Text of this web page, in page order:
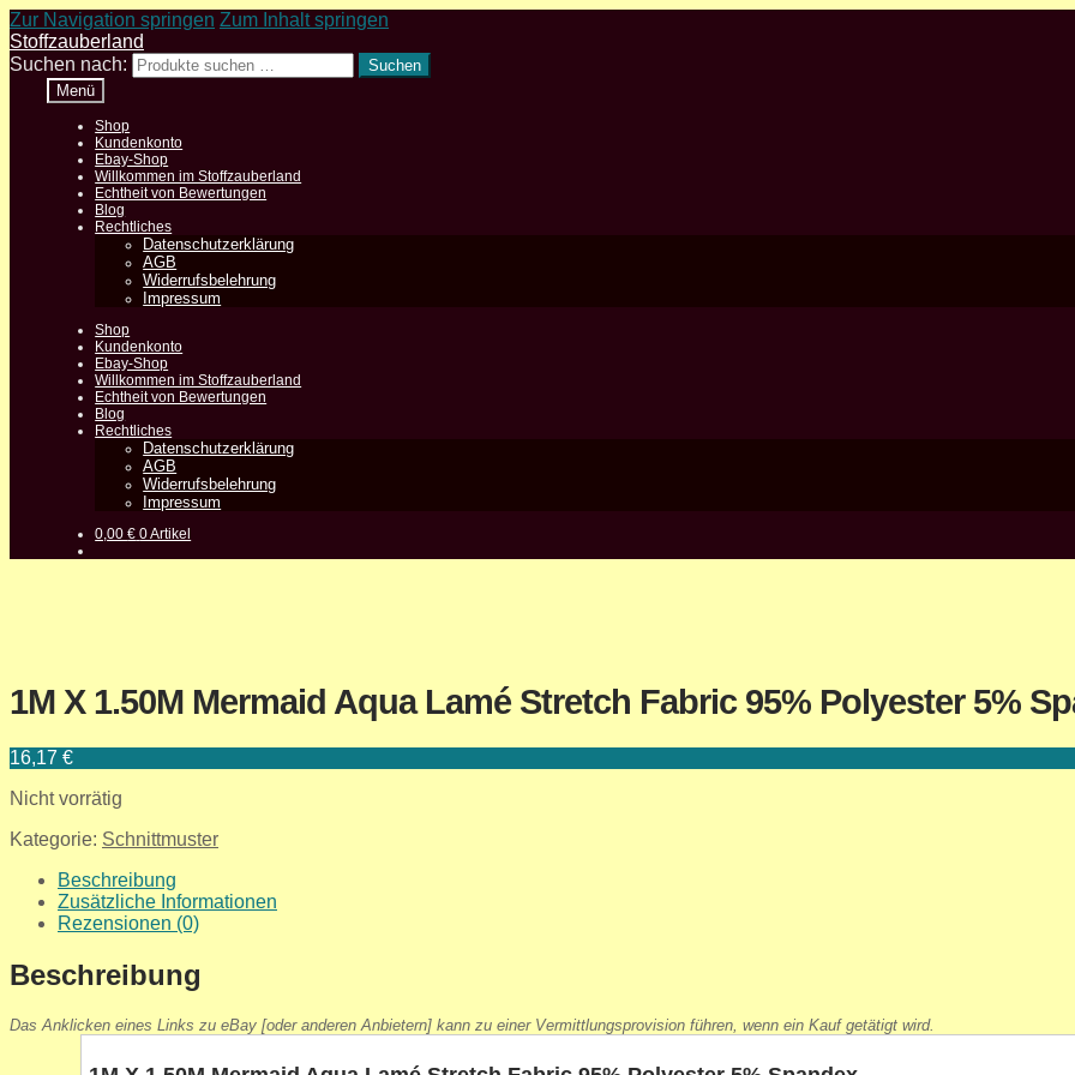
Zur Navigation springen Zum Inhalt springen
Stoffzauberland
Suchen nach:
Suchen
Menü
Shop
Kundenkonto
Ebay-Shop
Willkommen im Stoffzauberland
Echtheit von Bewertungen
Blog
Rechtliches
Datenschutzerklärung
AGB
Widerrufsbelehrung
Impressum
Shop
Kundenkonto
Ebay-Shop
Willkommen im Stoffzauberland
Echtheit von Bewertungen
Blog
Rechtliches
Datenschutzerklärung
AGB
Widerrufsbelehrung
Impressum
0,00€ 0 Artikel
1M X 1.50M Mermaid Aqua Lamé Stretch Fabric 95% Polyester 5%
16,17 €
Nicht vorrätig
Kategorie: Schnittmuster
Beschreibung
Zusätzliche Informationen
Rezensionen (0)
Beschreibung
Das Anklicken eines Links zu eBay [oder anderen Anbietern] kann zu einer Vermittlungsprovision führen, wenn ein Kauf getätigt wird.